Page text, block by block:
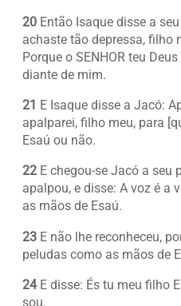
20 Então Isaque disse a
achaste tão depressa, filho
Porque o SENHOR teu
diante de mim.
21 E Isaque disse a Jacó:
apalparei, filho meu, para
Esaú ou não.
22 E chegou-se Jacó a seu
apalpou, e disse: A voz é a
as mãos de Esaú.
23 E não lhe reconheceu,
peludas como as mãos de
24E disse: És tu meu filho
sou.